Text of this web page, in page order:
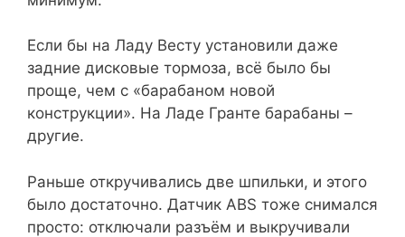
Если бы на Ладу Весту установили даже
задние дисковые тормоза, всё было бы
проще, чем с «барабаном новой
конструкции». На Ладе Гранте барабаны –
другие.
Раньше откручивались две шпильки, и этого
было достаточно. Датчик ABS тоже снимался
просто: отключали разъём и выкручивали